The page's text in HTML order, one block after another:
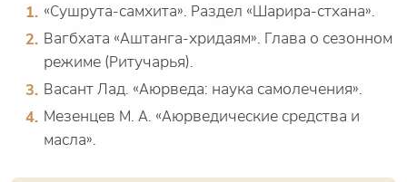
«Сушрута-самхита». Раздел «Шарира-стхана».
Вагбхата «Аштанга-хридаям». Глава о сезонном
режиме (Ритучарья).
Васант Лад. «Аюрведа: наука самолечения».
Мезенцев М. А. «Аюрведические средства и
масла».